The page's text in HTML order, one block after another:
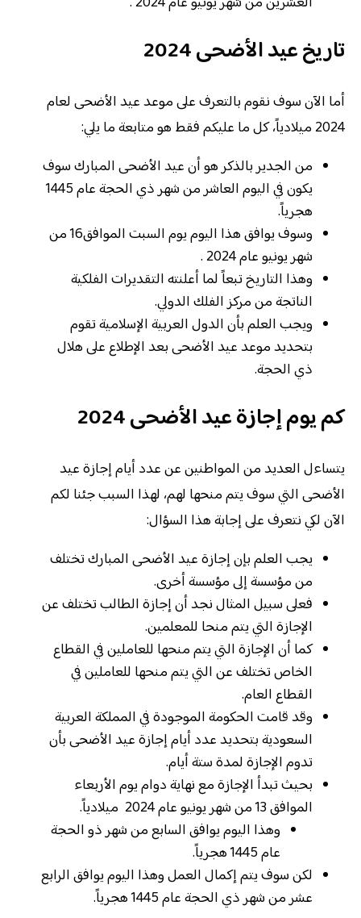
تاريخ عيد الأضحى 2024
أما الآن سوف نقوم بالتعرف على موعد عيد الأضحى لعام
2024 ميلادياً، كل ما عليكم فقط هو متابعة ما يلي:
من الجدير بالذكر هو أن عيد الأضحى المبارك سوف
يكون في اليوم العاشر من شهر ذي الحجة عام 1445
هجرياً.
وسوف يوافق هذا اليوم يوم السبت الموافق16 من
شهر يونيو عام 2024 .
وهذا التاريخ تبعاً لما أعلنته التقديرات الفلكية
الناتجة من مركز الفلك الدولي.
ويجب العلم بأن الدول العربية الإسلامية تقوم
بتحديد موعد عيد الأضحى بعد الإطلاع على هلال
ذي الحجة.
كم يوم إجازة عيد الأضحى 2024
يتساءل العديد من المواطنين عن عدد أيام إجازة عيد
الأضحى التي سوف يتم منحها لهم، لهذا السبب جئنا لكم
الآن لكي نتعرف على إجابة هذا السؤال:
يجب العلم بإن إجازة عيد الأضحى المبارك تختلف
من مؤسسة إلى مؤسسة أخرى.
فعلى سبيل المثال نجد أن إجازة الطالب تختلف عن
الإجازة التي يتم منحا للمعلمين.
كما أن الإجازة التي يتم منحها للعاملين في القطاع
الخاص تختلف عن التي يتم منحها للعاملين في
القطاع العام.
وقد قامت الحكومة الموجودة في المملكة العربية
السعودية بتحديد عدد أيام إجازة عيد الأضحى بأن
تدوم الإجازة لمدة ستة أيام.
بحيث تبدأ الإجازة مع نهاية دوام يوم الأربعاء
الموافق 13 من شهر يونيو عام 2024 ميلادياً.
وهذا اليوم يوافق السابع من شهر ذو الحجة
عام 1445 هجرياً.
لكن سوف يتم إكمال العمل وهذا اليوم يوافق الرابع
عشر من شهر ذي الحجة عام 1445 هجرياً.